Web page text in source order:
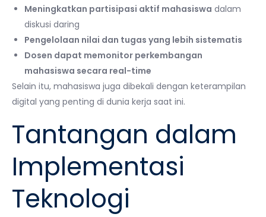
Meningkatkan partisipasi aktif mahasiswa dalam
diskusi daring
Pengelolaan nilai dan tugas yang lebih sistematis
Dosen dapat memonitor perkembangan
mahasiswa secara real-time
Selain itu, mahasiswa juga dibekali dengan keterampilan
digital yang penting di dunia kerja saat ini.
Tantangan dalam
Implementasi
Teknologi